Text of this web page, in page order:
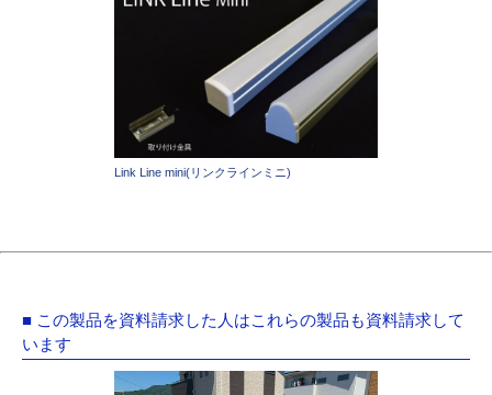
Link Line mini(リンクラインミニ)
■ この製品を資料請求した人はこれらの製品も資料請求して
います